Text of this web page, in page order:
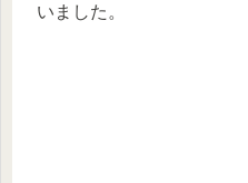
いました。